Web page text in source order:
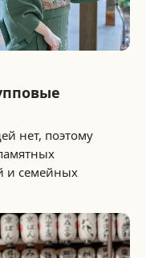
нет, поэтому
и семейных